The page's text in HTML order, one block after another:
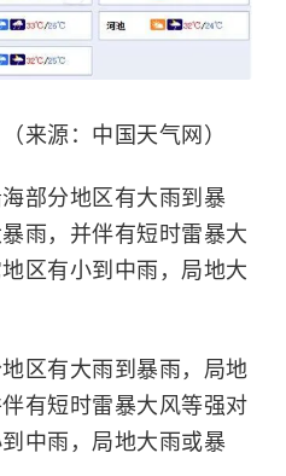
来源：中国天气网）
部分地区有大雨到暴
雨，并伴有短时雷暴大
区有小到中雨，局地大
区有大雨到暴雨，局地
有短时雷暴大风等强对
中雨，局地大雨或暴